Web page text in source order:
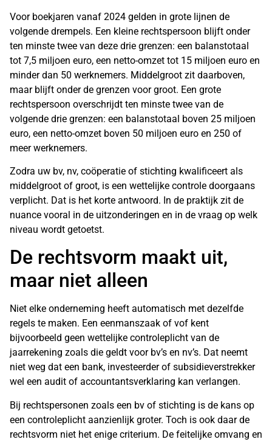
Voor boekjaren vanaf 2024 gelden in grote lijnen de
volgende drempels. Een kleine rechtspersoon blijft onder
ten minste twee van deze drie grenzen: een balanstotaal
tot 7,5 miljoen euro, een netto-omzet tot 15 miljoen euro en
minder dan 50 werknemers. Middelgroot zit daarboven,
maar blijft onder de grenzen voor groot. Een grote
rechtspersoon overschrijdt ten minste twee van de
volgende drie grenzen: een balanstotaal boven 25 miljoen
euro, een netto-omzet boven 50 miljoen euro en 250 of
meer werknemers.
Zodra uw bv, nv, coöperatie of stichting kwalificeert als
middelgroot of groot, is een wettelijke controle doorgaans
verplicht. Dat is het korte antwoord. In de praktijk zit de
nuance vooral in de uitzonderingen en in de vraag op welk
niveau wordt getoetst.
De rechtsvorm maakt uit,
maar niet alleen
Niet elke onderneming heeft automatisch met dezelfde
regels te maken. Een eenmanszaak of vof kent
bijvoorbeeld geen wettelijke controleplicht van de
jaarrekening zoals die geldt voor bv’s en nv’s. Dat neemt
niet weg dat een bank, investeerder of subsidieverstrekker
wel een audit of accountantsverklaring kan verlangen.
Bij rechtspersonen zoals een bv of stichting is de kans op
een controleplicht aanzienlijk groter. Toch is ook daar de
rechtsvorm niet het enige criterium. De feitelijke omvang en